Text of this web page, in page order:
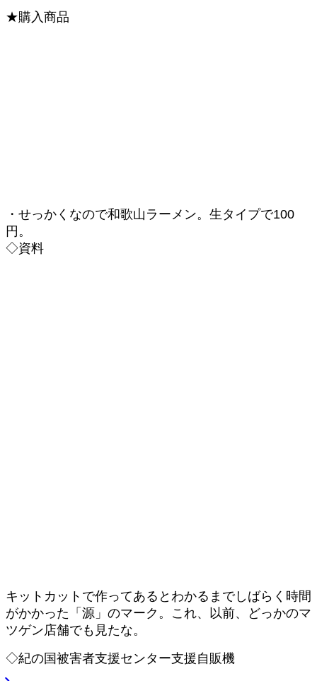
★購入商品
・せっかくなので和歌山ラーメン。生タイプで100
円。
◇資料
キットカットで作ってあるとわかるまでしばらく時間
がかかった「源」のマーク。これ、以前、どっかのマ
ツゲン店舗でも見たな。
◇紀の国被害者支援センター支援自販機